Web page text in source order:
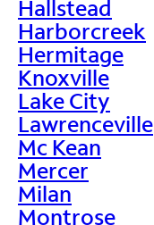
Hallstead
Harborcreek
Hermitage
Knoxville
Lake City
Lawrenceville
Mc Kean
Mercer
Milan
Montrose